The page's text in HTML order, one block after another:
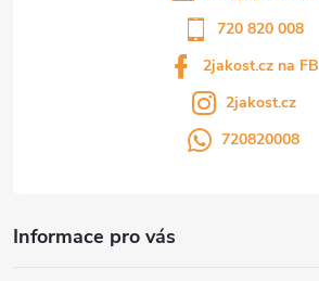
720 820 008
2jakost.cz na FB
2jakost.cz
720820008
Informace pro vás